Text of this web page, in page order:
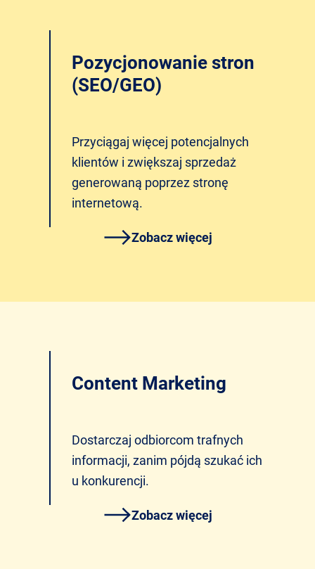
Pozycjonowanie stron
(SEO/GEO)
Przyciągaj więcej potencjalnych
klientów i zwiększaj sprzedaż
generowaną poprzez stronę
internetową.
Zobacz więcej
Content Marketing
Dostarczaj odbiorcom trafnych
informacji, zanim pójdą szukać ich
u konkurencji.
Zobacz więcej